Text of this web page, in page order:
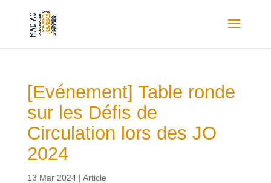
[Evénement] Table ronde
sur les Défis de
Circulation lors des JO
2024
13 Mar 2024| Article